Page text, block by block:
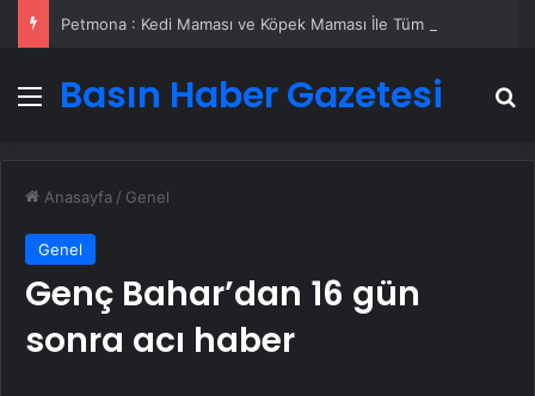
Menü
Basın Haber Gazetesi
Anasayfa / Genel
Genel
Genç Bahar’dan 16 gün
sonra acı haber